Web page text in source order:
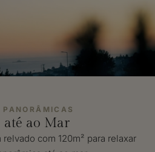
até ao Mar
com 120m² para relaxar